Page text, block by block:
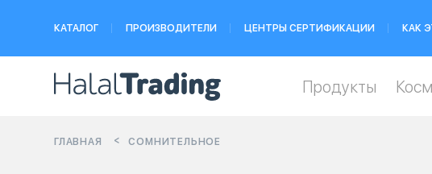
КАТАЛОГ ПРОИЗВОДИТЕЛИ ЦЕНТРЫ СЕРТИФИКАЦИИ КАК
Продукты
ГЛАВНАЯ СОМНИТЕЛЬНОЕ